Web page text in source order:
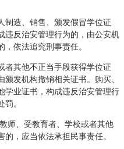
造、销售、颁发假冒学位证
违反治安管理行为的，由公安机
依法追究刑事责任。
其他不正当手段获得学位证
发机构撤销相关证书。购买、
学业证书，构成违反治安管理行
。
、受教育者、学校或者其他
，应当依法承担民事责任。